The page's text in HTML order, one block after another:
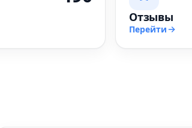
Отзывы
Перейти